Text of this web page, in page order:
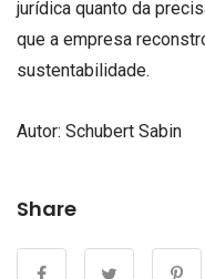
jurídica quanto da
que a empresa
sustentabilidade.
Autor: Schubert Sabin
Share